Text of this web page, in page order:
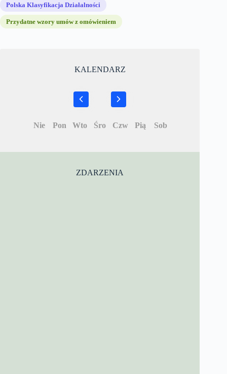
Polska Klasyfikacja Działalności
Przydatne wzory umów z omówieniem
KALENDARZ
Nie Pon Wto Śro Czw Pią Sob
ZDARZENIA